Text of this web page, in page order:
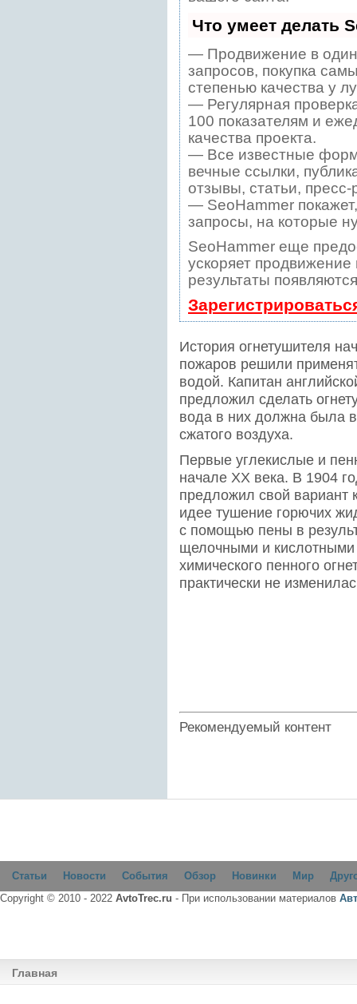
Что умеет делать
— Продвижение в один
запросов, покупка
степенью качества у
— Регулярная
100 показателям и
качества проекта.
— Все известные
вечные ссылки,
отзывы, статьи,
— SeoHammer
запросы, на которые
SeoHammer еще
ускоряет
результаты
История огнетушителя
пожаров решили
водой. Капитан
предложил сделать
вода в них должна была
сжатого воздуха.
Первые углекислые и
начале XX века. В 1904
предложил свой вариант
идее тушение горючих
с помощью пены в
щелочными и кислотными
химического пенного
практически не
Рекомендуемый контент
Статьи Новости События Обзор Новинки Мир
Copyright © 2010 - 2022 AvtoTrec.ru - При использовании материалов
Главная